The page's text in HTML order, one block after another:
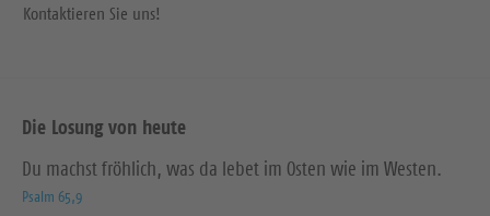
Kontaktieren Sie uns!
Die Losung von heute
Du machst fröhlich, was da lebet im Osten wie im Westen.
Psalm 65,9